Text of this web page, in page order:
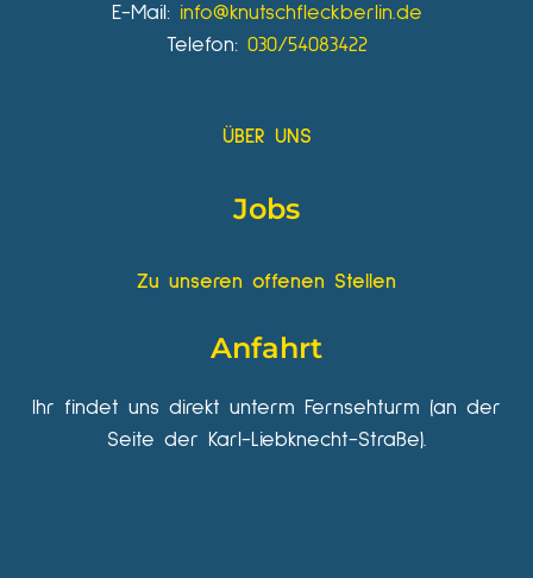
E-Mail: info@knutschfleckberlin.de
Telefon: 030/54083422
ÜBER UNS
Jobs
Zu unseren offenen Stellen
Anfahrt
Ihr findet uns direkt unterm Fernsehturm (an der
Seite der Karl-Liebknecht-Straße).